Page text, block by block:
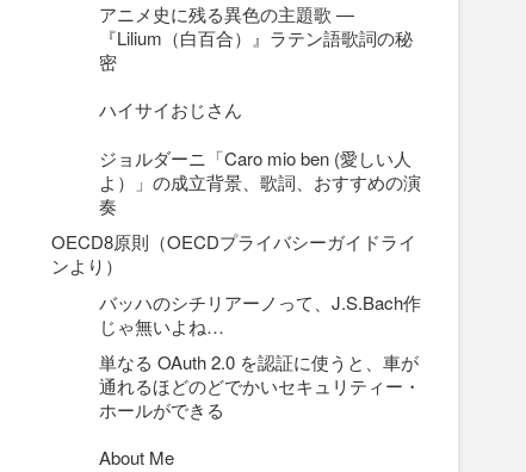
アニメ史に残る異色の主題歌 —
『Lilium（白百合）』ラテン語歌詞の秘
密
ハイサイおじさん
ジョルダーニ「Caro mio ben (愛しい人
よ）」の成立背景、歌詞、おすすめの演
奏
OECD8原則（OECDプライバシーガイドライ
ンより）
バッハのシチリアーノって、J.S.Bach作
じゃ無いよね…
単なる OAuth 2.0 を認証に使うと、車が
通れるほどのどでかいセキュリティー・
ホールができる
About Me